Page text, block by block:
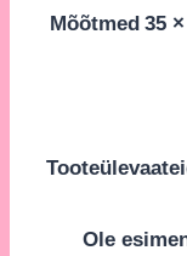
Mõõtmed 35
Ole